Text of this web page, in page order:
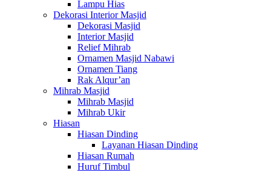
Lampu Hias
Dekorasi Interior Masjid
Dekorasi Masjid
Interior Masjid
Relief Mihrab
Ornamen Masjid Nabawi
Ornamen Tiang
Rak Alqur’an
Mihrab Masjid
Mihrab Masjid
Mihrab Ukir
Hiasan
Hiasan Dinding
Layanan Hiasan Dinding
Hiasan Rumah
Huruf Timbul